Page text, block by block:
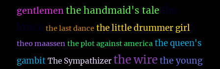
gentlemen the handmaid's tale the
knick the last dance the little drummer girl
theo maassen the plot against america the queen's
gambit The Sympathizer the wire the young